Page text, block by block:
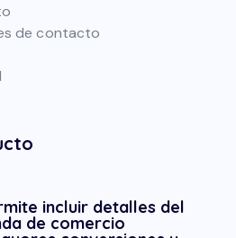
de contacto
incluir detalles del
de comercio